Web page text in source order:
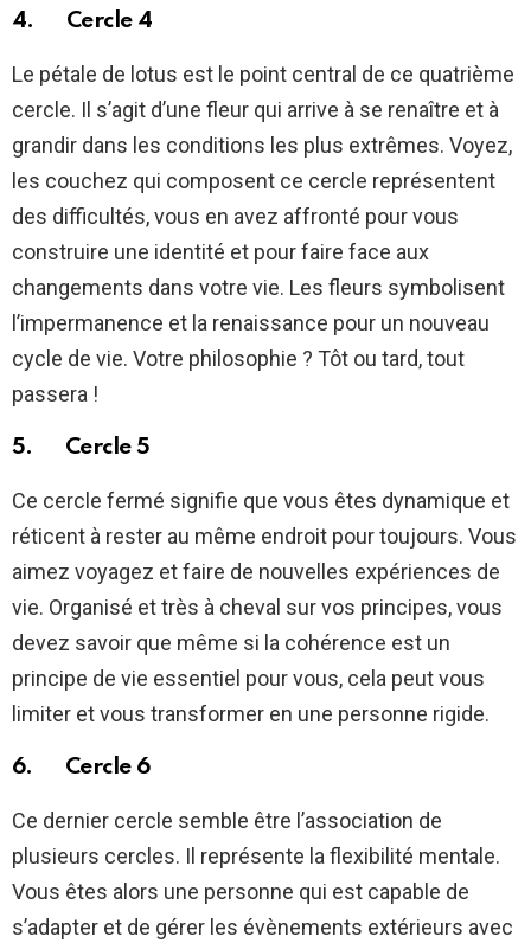
4. Cercle 4
Le pétale de lotus est le point central de ce quatrième
cercle. Il s’agit d’une fleur qui arrive à se renaître et à
grandir dans les conditions les plus extrêmes. Voyez,
les couchez qui composent ce cercle représentent
des difficultés, vous en avez affronté pour vous
construire une identité et pour faire face aux
changements dans votre vie. Les fleurs symbolisent
l’impermanence et la renaissance pour un nouveau
cycle de vie. Votre philosophie ? Tôt ou tard, tout
passera !
5. Cercle 5
Ce cercle fermé signifie que vous êtes dynamique et
réticent à rester au même endroit pour toujours. Vous
aimez voyagez et faire de nouvelles expériences de
vie. Organisé et très à cheval sur vos principes, vous
devez savoir que même si la cohérence est un
principe de vie essentiel pour vous, cela peut vous
limiter et vous transformer en une personne rigide.
6. Cercle 6
Ce dernier cercle semble être l’association de
plusieurs cercles. Il représente la flexibilité mentale.
Vous êtes alors une personne qui est capable de
s’adapter et de gérer les évènements extérieurs avec